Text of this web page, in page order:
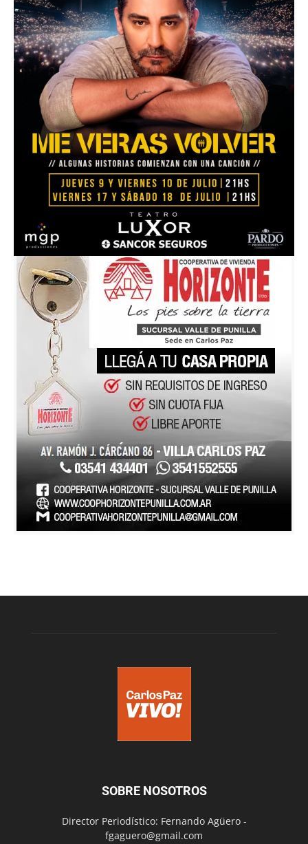
SOBRE NOSOTROS
Director Periodístico: Fernando Agüero -
fgaguero@gmail.com